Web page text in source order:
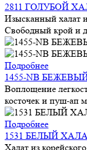
2811 ГОЛУБОЙ
Изысканный халат
Свободный крой и
Подробнее
1455-NB
Воплощение
косточек и пуш-ап
Подробнее
1531 БЕЛЫЙ
Халат из